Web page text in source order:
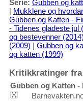
Serie: Gubben og
| Mukklene og
Gubben og Katten -
- Tidenes gladeste jul
og bestevenner (2014)
(2009) | Gubben og
og katten (1999)
Kritikkratinger
Gubben og Katten